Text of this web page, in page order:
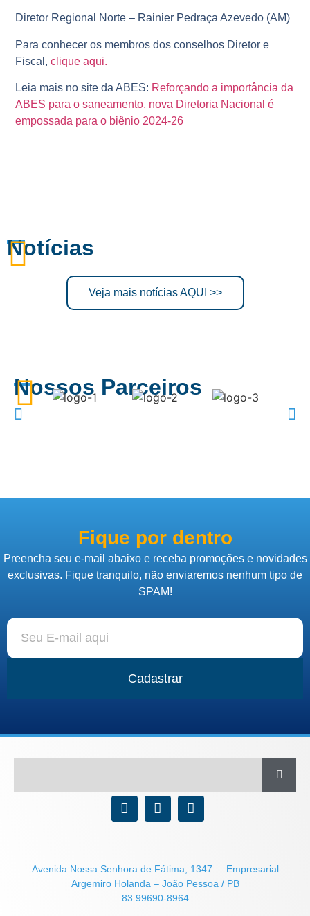
Diretor Regional Norte – Rainier Pedraça Azevedo (AM)
Para conhecer os membros dos conselhos Diretor e
Fiscal,clique aqui.
Leia mais no site da ABES: Reforçando a importância da
ABES para o saneamento, nova Diretoria Nacional é
empossada para o biênio 2024-26
Notícias
Veja mais notícias AQUI >>
Nossos Parceiros
Fique por dentro
Preencha seu e-mail abaixo e receba promoções e novidades
exclusivas. Fique tranquilo, não enviaremos nenhum tipo de
SPAM!
Cadastrar
Avenida Nossa Senhora de Fátima, 1347 – Empresarial
Argemiro Holanda – João Pessoa / PB
83 99690-8964